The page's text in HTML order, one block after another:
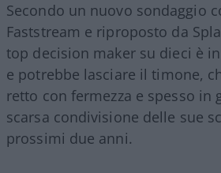
Secondo un nuovo sondaggio
Faststream e riproposto da
top decision maker su dieci è
e potrebbe lasciare il timone,
retto con fermezza e spesso in
scarsa condivisione delle sue
prossimi due anni.